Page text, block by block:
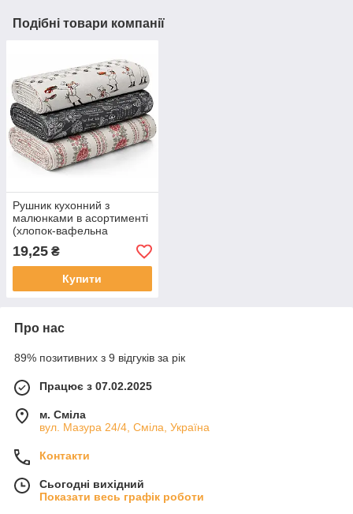
Подібні товари компанії
Рушник кухонний з
малюнками в асортименті
(хлопок-вафельна
19,25 ₴
Купити
Про нас
89% позитивних з 9 відгуків за рік
Працює з 07.02.2025
м. Сміла
вул. Мазура 24/4, Сміла, Україна
Контакти
Сьогодні вихідний
Показати весь графік роботи